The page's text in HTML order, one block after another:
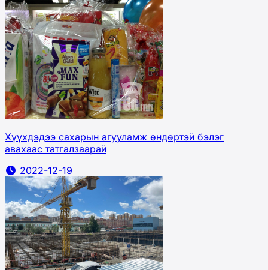
Хүүхдэдээ сахарын агууламж өндөртэй бэлэг
авахаас татгалзаарай
2022-12-19